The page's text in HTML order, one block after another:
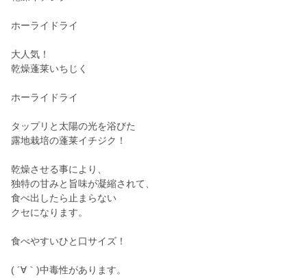
ホーライドライ
大人気！
乾燥蓬莱いちじく
ホーライドライ
タップリと太陽の光を浴びた
露地栽培の蓬莱イチジク！
乾燥させる事により、
独特の甘みと旨味が凝縮されて、
食べ出したら止まらない
クセになります。
食べやすいひと口サイズ！
( ´∀｀)中毒性があります。